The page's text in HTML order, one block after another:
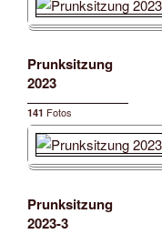
Prunksitzung
2023
141 Fotos
Prunksitzung
2023-3